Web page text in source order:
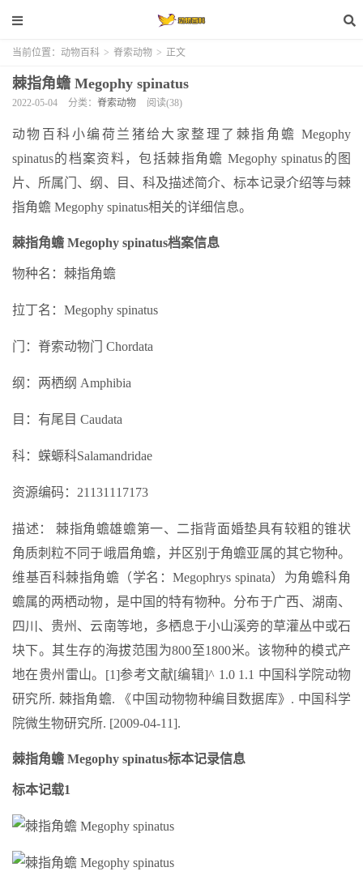
当前位置： 动物百科 > 脊索动物 > 正文
棘指角蟾 Megophy spinatus
2022-05-04 分类： 脊索动物 阅读(38)
动物百科小编荷兰猪给大家整理了棘指角蟾 Megophy
spinatus的档案资料，包括棘指角蟾 Megophy spinatus的图
片、所属门、纲、目、科及描述简介、标本记录介绍等与棘
指角蟾 Megophy spinatus相关的详细信息。
棘指角蟾 Megophy spinatus档案信息
物种名：棘指角蟾
拉丁名：Megophy spinatus
门：脊索动物门 Chordata
纲：两栖纲 Amphibia
目：有尾目 Caudata
科：蝾螈科Salamandridae
资源编码：21131117173
描述： 棘指角蟾雄蟾第一、二指背面婚垫具有较粗的锥状
角质刺粒不同于峨眉角蟾，并区别于角蟾亚属的其它物种。
维基百科棘指角蟾（学名：Megophrys spinata）为角蟾科角
蟾属的两栖动物，是中国的特有物种。分布于广西、湖南、
四川、贵州、云南等地，多栖息于小山溪旁的草灌丛中或石
块下。其生存的海拔范围为800至1800米。该物种的模式产
地在贵州雷山。[1]参考文献[编辑]^ 1.0 1.1 中国科学院动物
研究所. 棘指角蟾. 《中国动物物种编目数据库》. 中国科学
院微生物研究所. [2009-04-11].
棘指角蟾 Megophy spinatus标本记录信息
标本记载1